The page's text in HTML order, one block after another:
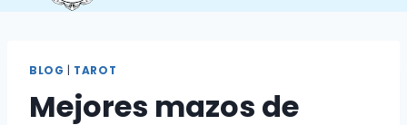
BLOG TAROT
Mejores mazos de